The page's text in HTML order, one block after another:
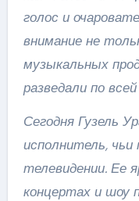
голос и
внимание не
музыкальных
разведали по
Сегодня Гузель
исполнитель, чьи
телевидении. Ее
концертах и шоу